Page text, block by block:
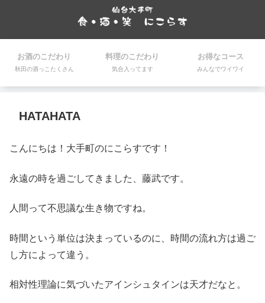
お酒のこだわり
秋田の酒っこたくさん
料理のこだわり
気合入ってます
お得なコース
みんなでワイワイ
HATAHATA
こんにちは！大手町のにこらすです！
永遠の時を過ごしてきました、藤武です。
人間って不思議な生き物ですね。
時間という単位は決まっているのに、時間の流れ方は過ご
し方によって違う。
相対性理論に気づいたアインシュタインは天才だなと。